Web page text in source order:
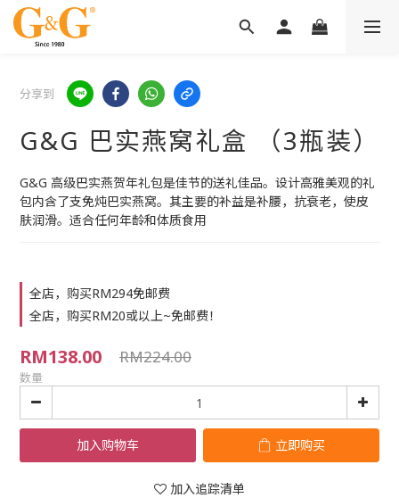
分享到
G&G 巴实燕窝礼盒 （3瓶装）
G&G 高级巴实燕贺年礼包是佳节的送礼佳品。设计高雅美观的礼
包内含了支免炖巴实燕窝。其主要的补益是补腰，抗衰老，使皮
肤润滑。适合任何年龄和体质食用
全店，购买RM294免邮费
全店，购买RM20或以上~免邮费！
RM138.00 RM224.00
数量
加入购物车 立即购买
加入追踪清单